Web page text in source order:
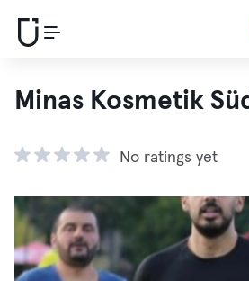
Minas Kosmetik
No ratings yet